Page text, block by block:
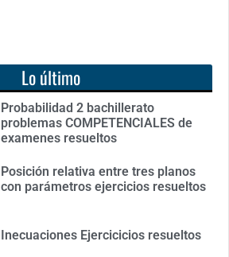
Lo último
Probabilidad 2 bachillerato
problemas COMPETENCIALES de
examenes resueltos
Posición relativa entre tres planos
con parámetros ejercicios resueltos
Inecuaciones Ejercicicios resueltos